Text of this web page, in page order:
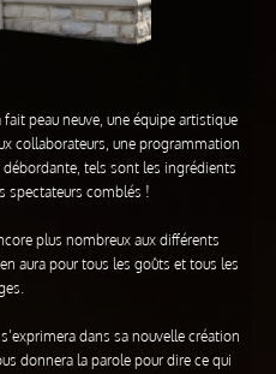
peau neuve, une équipe artistique
collaborateurs, une programmation
débordante, tels sont les ingrédients
spectateurs comblés !
plus nombreux aux différents
aura pour tous les goûts et tous les
dans sa nouvelle création
donnera la parole pour dire ce qui